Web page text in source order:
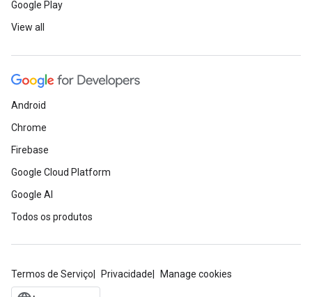
Google Play
View all
Android
Chrome
Firebase
Google Cloud Platform
Google AI
Todos os produtos
Termos de Serviço Privacidade Manage cookies